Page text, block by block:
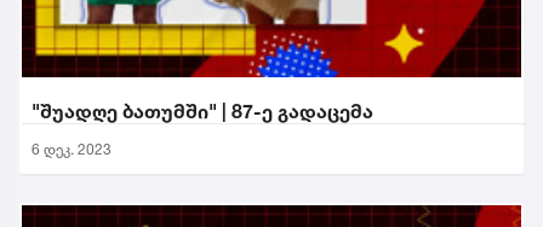
"შუადღე ბათუმში" | 87-ე გადაცემა
6 დეკ. 2023